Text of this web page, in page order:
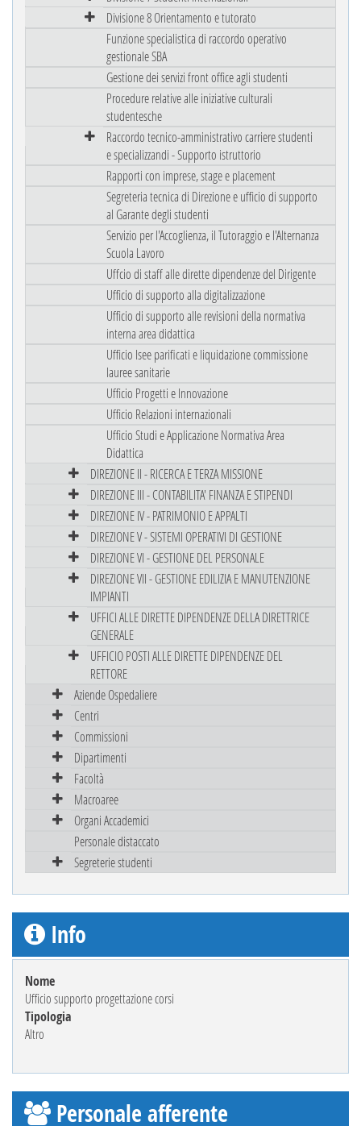
Divisione 8 Orientamento e tutorato
Funzione specialistica di raccordo operativo
gestionale SBA
Gestione dei servizi front office agli studenti
Procedure relative alle iniziative culturali
studentesche
Raccordo tecnico-amministrativo carriere studenti
e specializzandi - Supporto istruttorio
Rapporti con imprese, stage e placement
Segreteria tecnica di Direzione e ufficio di supporto
al Garante degli studenti
Servizio per l'Accoglienza, il Tutoraggio e l'Alternanza
Scuola Lavoro
Uffcio di staff alle dirette dipendenze del Dirigente
Ufficio di supporto alla digitalizzazione
Ufficio di supporto alle revisioni della normativa
interna area didattica
Ufficio Isee parificati e liquidazione commissione
lauree sanitarie
Ufficio Progetti e Innovazione
Ufficio Relazioni internazionali
Ufficio Studi e Applicazione Normativa Area
Didattica
DIREZIONE II - RICERCA E TERZA MISSIONE
DIREZIONE III - CONTABILITA' FINANZA E STIPENDI
DIREZIONE IV - PATRIMONIO E APPALTI
DIREZIONE V - SISTEMI OPERATIVI DI GESTIONE
DIREZIONE VI - GESTIONE DEL PERSONALE
DIREZIONE VII - GESTIONE EDILIZIA E MANUTENZIONE
IMPIANTI
UFFICI ALLE DIRETTE DIPENDENZE DELLA DIRETTRICE
GENERALE
UFFICIO POSTI ALLE DIRETTE DIPENDENZE DEL
RETTORE
Aziende Ospedaliere
Centri
Commissioni
Dipartimenti
Facoltà
Macroaree
Organi Accademici
Personale distaccato
Segreterie studenti
Info
Nome
Ufficio supporto progettazione corsi
Tipologia
Altro
Personale afferente